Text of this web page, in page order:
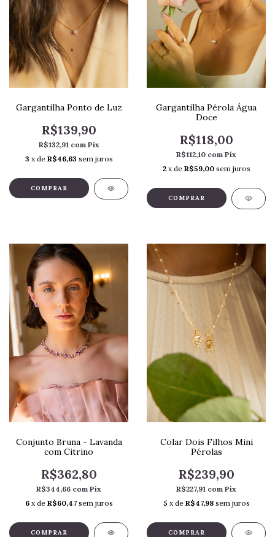
Gargantilha Ponto de Luz
R$139,90
R$132,91 com Pix
3 x de R$46,63 sem juros
COMPRAR
Gargantilha Pérola Água
Doce
R$118,00
R$112,10 com Pix
2 x de R$59,00 sem juros
Conjunto Bruna - Lavanda
com Citrino
R$362,80
R$344,66 com Pix
6 x de R$60,47 sem juros
Colar Dois Filhos Mini
Pérolas
R$239,90
R$227,91 com Pix
5 x de R$47,98 sem juros
COMPRAR